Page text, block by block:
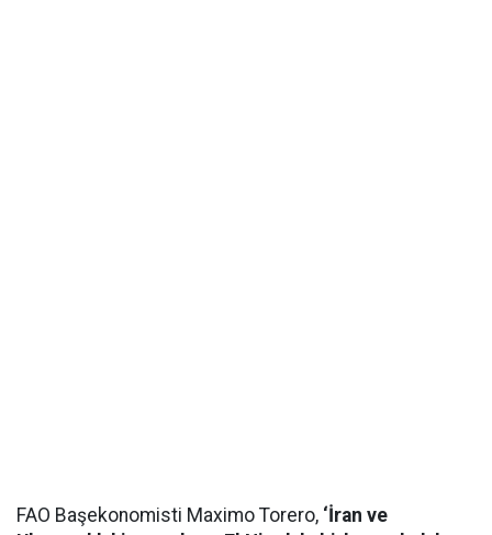
FAO Başekonomisti Maximo Torero, ‘İran ve